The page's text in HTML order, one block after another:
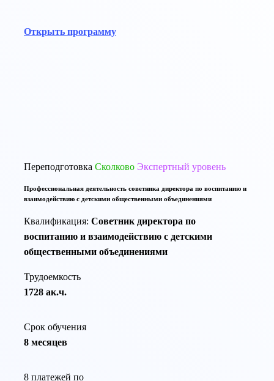
Открыть программу
Переподготовка Сколково Экспертный уровень
Профессиональная деятельность советника директора по воспитанию и
взаимодействию с детскими общественными объединениями
Квалификация: Советник директора по
воспитанию и взаимодействию с детскими
общественными объединениями
Трудоемкость
1728 ак.ч.
Срок обучения
8 месяцев
8 платежей по